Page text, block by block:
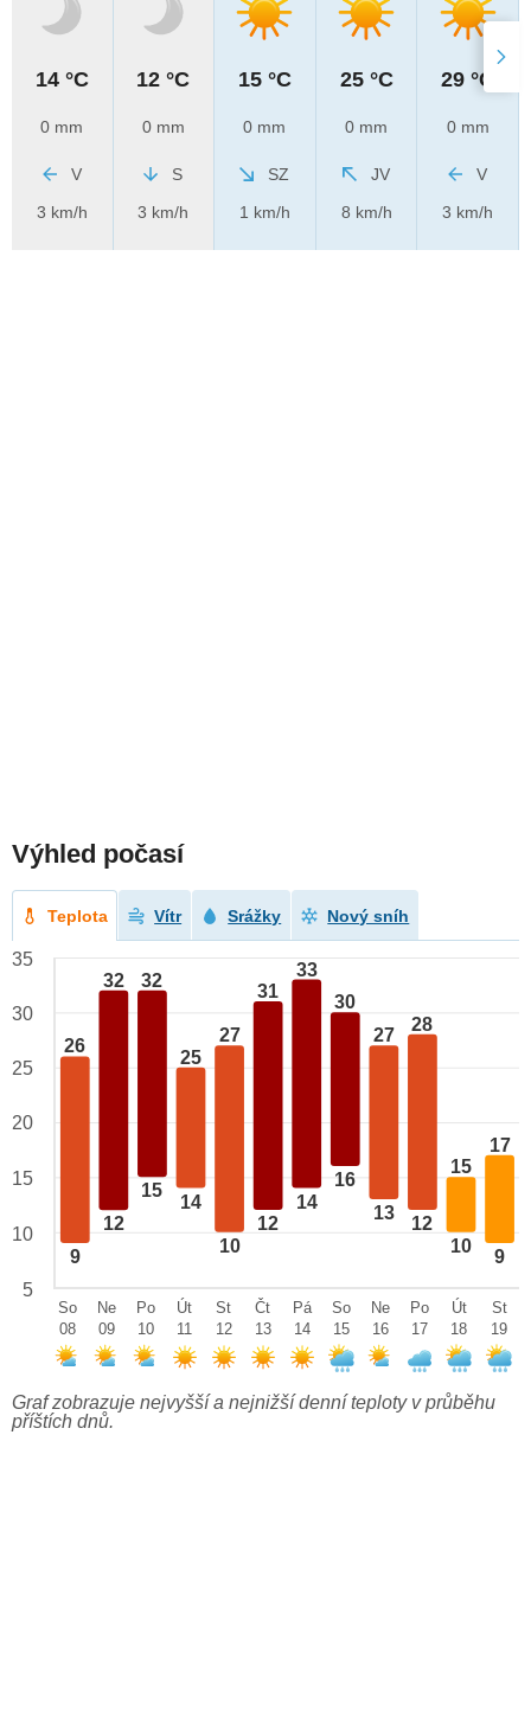
14 °C
0 mm
V
3 km/h
12 °C
0 mm
S
3 km/h
15 °C
0 mm
SZ
1 km/h
25 °C
0 mm
JV
8 km/h
29 °C
0 mm
V
3 km/h
Výhled počasí
Teplota Vítr Srážky Nový sníh
26
9
32
12
32
15
25
14
27
10
31
12
33
14
30
16
27
13
28
12
15
10
17
9
35
30
25
20
15
10
5
So
08
Ne
09
Po
10
Út
11
St
12
Čt
13
Pá
14
So
15
Ne
16
Po
17
Út
18
St
19
Graf zobrazuje nejvyšší a nejnižší denní teploty v průběhu
příštích dnů.